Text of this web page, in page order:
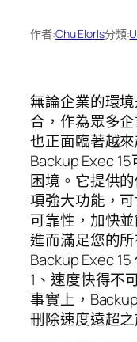
作者:Chu Elorls分類:
無論企業的環
合，作為眾多
也正面臨著越
Backup Exec
困境。它提供
項強大功能，
可靠性，加快
進而滿足您的所
Backup Exec
1、速度快得不
事實上，
刪除速度遠超之